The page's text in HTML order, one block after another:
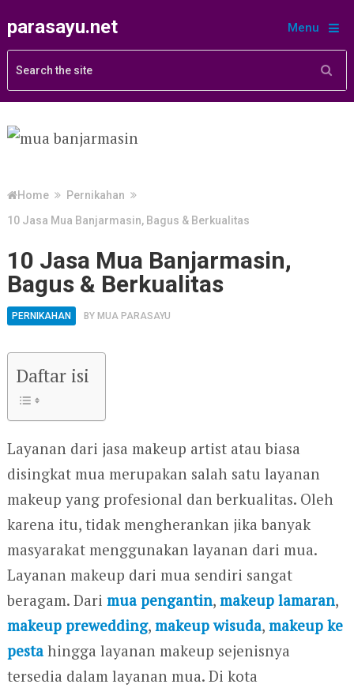
parasayu.net Menu
Home
Pernikahan
10 Jasa Mua Banjarmasin, Bagus & Berkualitas
10 Jasa Mua Banjarmasin,
Bagus & Berkualitas
PERNIKAHAN BY MUA PARASAYU
Daftar isi
Layanan dari jasa makeup artist atau biasa
disingkat mua merupakan salah satu layanan
makeup yang profesional dan berkualitas. Oleh
karena itu, tidak mengherankan jika banyak
masyarakat menggunakan layanan dari mua.
Layanan makeup dari mua sendiri sangat
beragam. Dari mua pengantin, makeup lamaran,
makeup prewedding, makeup wisuda, makeup ke
pestahingga layanan makeup sejenisnya
tersedia dalam layanan mua. Di kota